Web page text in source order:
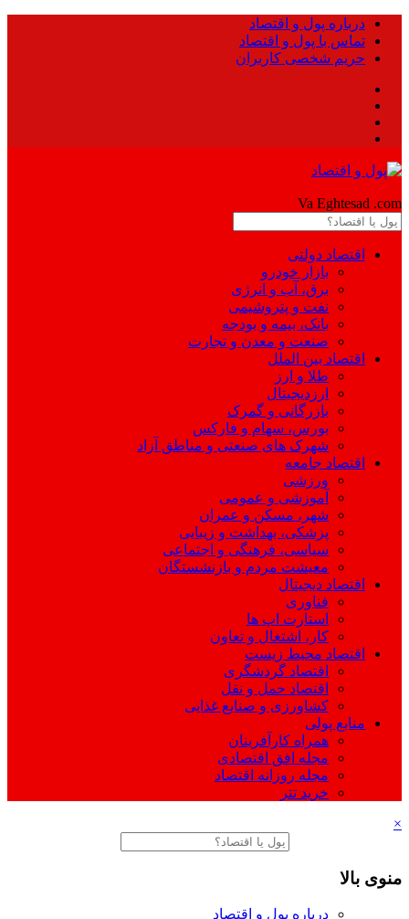
درباره پول و اقتصاد
تماس با پول و اقتصاد
حریم شخصی کاربران
Va Eghtesad .com
اقتصاد دولتی
بازار خودرو
برق، آب و انرژی
نفت و پتروشیمی
بانک، بیمه و بودجه
صنعت و معدن و تجارت
اقتصاد بین الملل
طلا و ارز
ارزدیجیتال
بازرگانی و گمرک
بورس، سهام و فارکس
شهرک های صنعتی و مناطق آزاد
اقتصاد جامعه
ورزشی
آموزشی و عمومی
شهر، مسکن و عمران
پزشکی، بهداشت و زیبایی
سیاسی، فرهنگی و اجتماعی
معیشت مردم و بازنشستگان
اقتصاد دیجیتال
فناوری
استارت اپ ها
کار، اشتغال و تعاون
اقتصاد محیط زیست
اقتصاد گردشگری
اقتصاد حمل و نقل
کشاورزی و صنایع غذایی
منابع پولی
همراه کارآفرینان
مجله افق اقتصادی
مجله روزانه اقتصاد
خرید تتر
×
منوی بالا
درباره پول و اقتصاد